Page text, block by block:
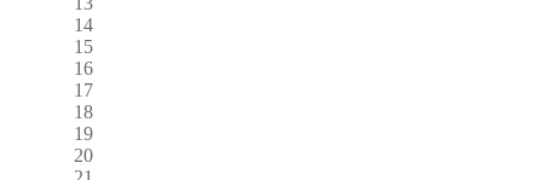
14
15
16
17
18
19
20